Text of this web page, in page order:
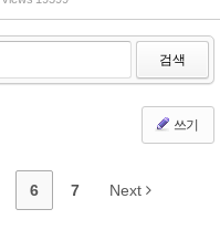
검색
쓰기
6 7 Next